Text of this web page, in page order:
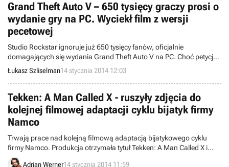
Grand Theft Auto V – 650 tysięcy graczy prosi o
wydanie gry na PC. Wyciekł film z wersji
pecetowej
Studio Rockstar ignoruje już 650 tysięcy fanów, oficjalnie
domagających się wydania Grand Theft Auto V na PC. Choć petycja
w tej sprawie nieco wytraca popularność, to liczba podpisów wciąż
rośnie. Tymczasem w sieci pojawiło się intrygujące nagranie,
wyglądające na autentyczny gameplay z GTA V na PC
Łukasz Szliselman14 stycznia 2014 12:03
Tekken: A Man Called X - ruszyły zdjęcia do
kolejnej filmowej adaptacji cyklu bijatyk firmy
Namco
Trwają prace nad kolejną filmową adaptacją bijatykowego cyklu
firmy Namco. Produkcja otrzymała tytuł Tekken: A Man Called X i
zdjęcia ruszyły już jakiś czas temu.
Adrian Werner14 stycznia 2014 11:59